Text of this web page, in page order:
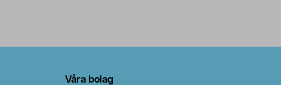
Våra bolag